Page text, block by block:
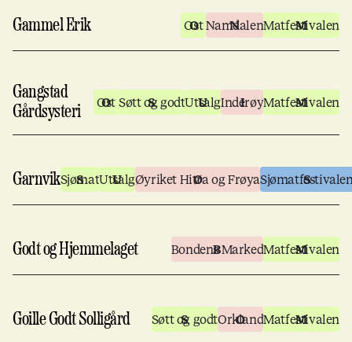
Gammel Erik OstNamdalenMatfestivalen
Gangstad
Gårdsysteri
OstSøtt og godtUtsalgInderøyMatfestivalen
GarnvikSjømatUtsalgØyriket Hitra og Frøya
Godt og Hjemmelaget Bondens MarkedMatfestivalen
Goille Godt Solligård Søtt og godtOrklandMatfestivalen